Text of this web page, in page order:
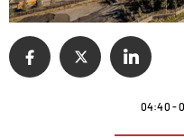
04:40 -